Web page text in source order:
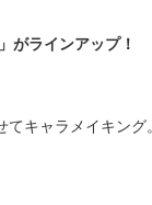
がラインアップ！
キャラメイキング。